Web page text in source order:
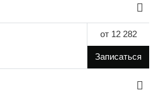
от 12 282
Записаться